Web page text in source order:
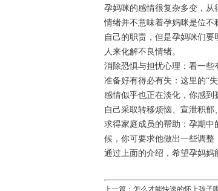
孕妈咪的感情很复杂多变，
情绪并不意味着孕妈咪是位
自己的职责，但是孕妈咪们
人来化解不良情绪。
消除恐惧与担忧心理：看一些
准备好有得必有失：这里的“
感情似乎也正在淡化，你感
自己采取转移烦恼、宣泄积郁
求得家庭成员的帮助：孕期
候，你可要求他做出一些调整
通过上面的介绍，希望孕妈妈
上一篇： 怎么才能快速的怀上孩子